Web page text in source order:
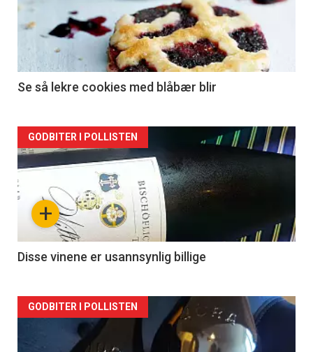
Se så lekre cookies med blåbær blir
Forsiden
akkurat
nå
2
+
GODBITER I POLLISTEN
Disse vinene er usannsynlig billige
Forsiden
akkurat
GODBITER I POLLISTEN